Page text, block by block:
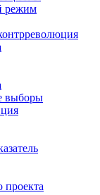
режим
выборы